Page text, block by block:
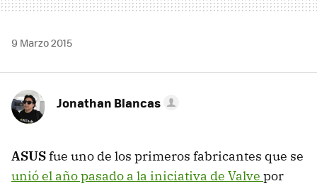
9 Marzo 2015
Jonathan Blancas
ASUSfue uno de los primeros fabricantes que se
unió el año pasado a la iniciativa de Valve por